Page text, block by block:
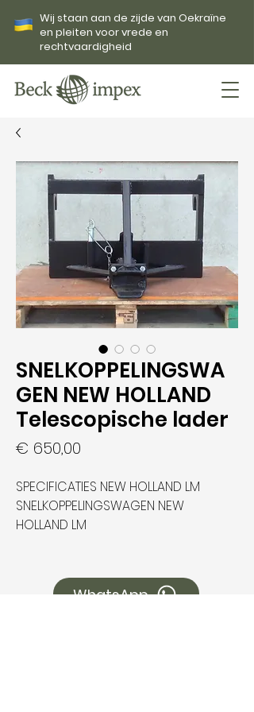
Wij staan aan de zijde van Oekraïne
en pleiten voor vrede en
rechtvaardigheid
SNELKOPPELINGSWA
GEN NEW HOLLAND
Telescopische lader
€ 650,00
SPECIFICATIES NEW HOLLAND LM
SNELKOPPELINGSWAGEN NEW
HOLLAND LM
WhatsApp